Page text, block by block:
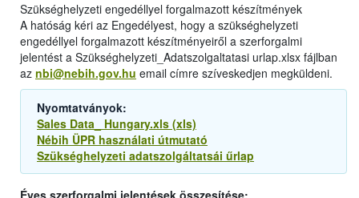
Szükséghelyzeti engedéllyel forgalmazott készítmények
A hatóság kéri az Engedélyest, hogy a szükséghelyzeti
engedéllyel forgalmazott készítményeiről a szerforgalmi
jelentést a Szükséghelyzeti_Adatszolgaltatasi urlap.xlsx fájlban
az nbi@nebih.gov.hu email címre szíveskedjen megküldeni.
Nyomtatványok:
Sales Data_ Hungary.xls (xls)
Nébih ÜPR használati útmutató
Szükséghelyzeti adatszolgáltatsái űrlap